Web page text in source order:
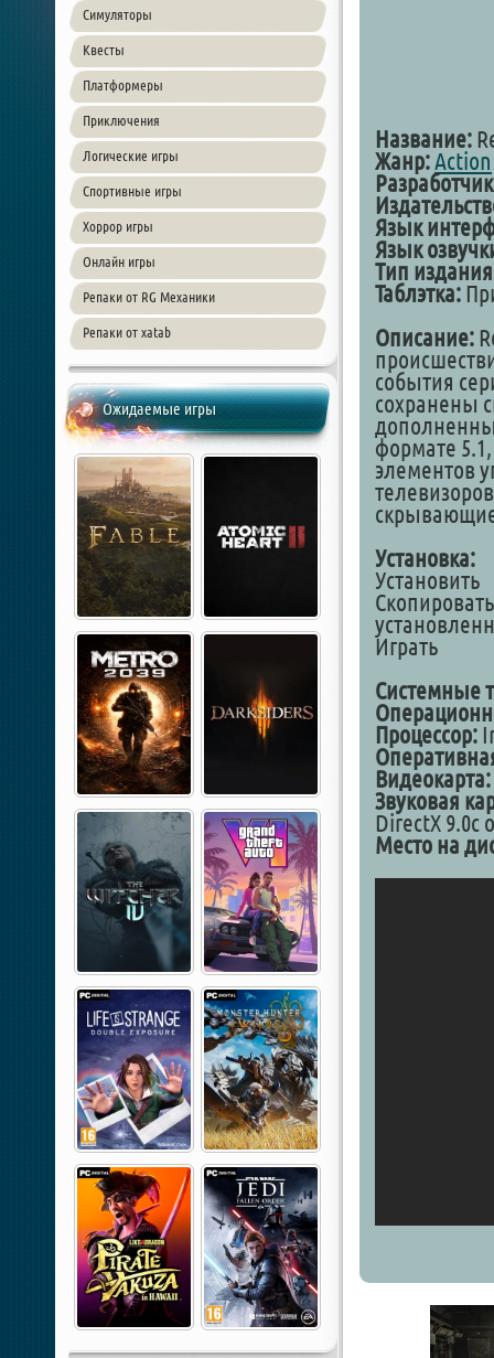
Симуляторы
Квесты
Платформеры
Приключения
Логические игры
Спортивные игры
Хоррор игры
Онлайн игры
Репаки от RG Механики
Репаки от xatab
Ожидаемые игры
Название:
Жанр:Action
Язык
Язык
Тип
Таблэтка:
Описание:
события
сохранены
формате
элементов
Установка:
Установить
Играть
Cистемные
Процессор:
Видеокарта:
Звуковая
DirectX 9.0c
Место на